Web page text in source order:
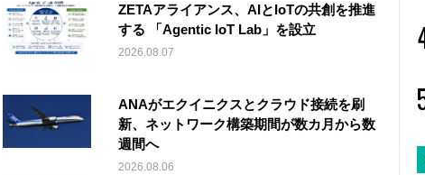
ZETAアライアンス、AIとIoTの共創を推進
する 「Agentic IoT Lab」を設立
2026.08.07
ANAがエクイニクスとクラウド接続を刷
新、ネットワーク構築期間が数カ月から数
週間へ
2026.08.06